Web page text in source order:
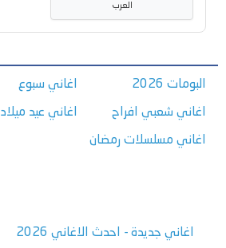
العرب
البومات 2026
اغاني شعبي افراح
اغاني مسلسلات رمضان
اغاني سبوع
اغاني عيد ميلاد
اغاني جديدة - احدث الاغاني 2026